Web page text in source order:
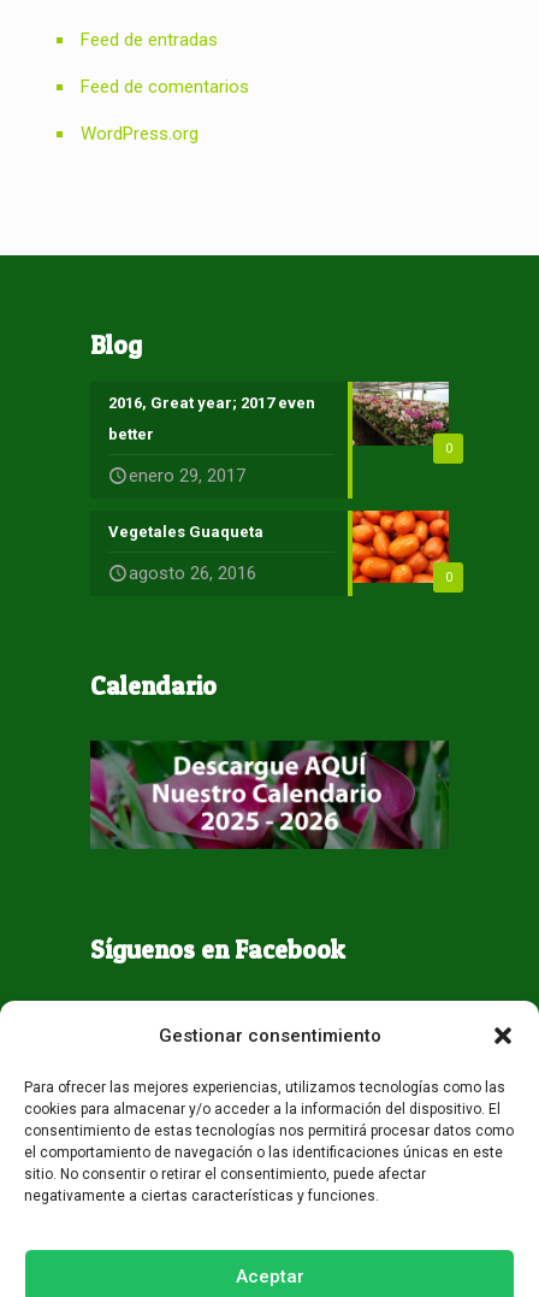
Gestionar consentimiento
Para ofrecer las mejores experiencias, utilizamos tecnologías como las
cookies para almacenar y/o acceder a la información del dispositivo. El
consentimiento de estas tecnologías nos permitirá procesar datos como
el comportamiento de navegación o las identificaciones únicas en este
sitio. No consentir o retirar el consentimiento, puede afectar
negativamente a ciertas características y funciones.
Aceptar
Feed de entradas
Feed de comentarios
WordPress.org
Blog
0
2016, Great year; 2017 even
better
enero 29, 2017
0
Vegetales Guaqueta
agosto 26, 2016
Calendario
Síguenos en Facebook
Todos los derechos reservados - Guaqueta USA 2026